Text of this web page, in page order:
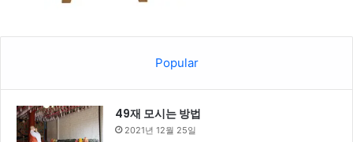
Popular
49재 모시는 방법
2021년 12월 25일